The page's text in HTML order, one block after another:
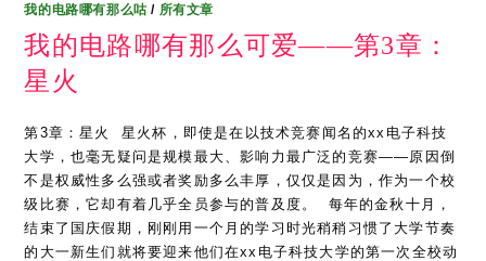
我的电路哪有那么咕 / 所有文章
我的电路哪有那么可爱——第3章：
星火
第3章：星火 ​ 星火杯，即使是在以技术竞赛闻名的xx电子科技
大学，也毫无疑问是规模最大、影响力最广泛的竞赛——原因倒
不是权威性多么强或者奖励多么丰厚，仅仅是因为，作为一个校
级比赛，它却有着几乎全员参与的普及度。 ​ 每年的金秋十月，
结束了国庆假期，刚刚用一个月的学习时光稍稍习惯了大学节奏
的大一新生们就将要迎来他们在xx电子科技大学的第一次全校动